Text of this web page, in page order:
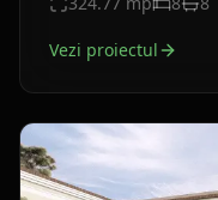
Vezi proiectul